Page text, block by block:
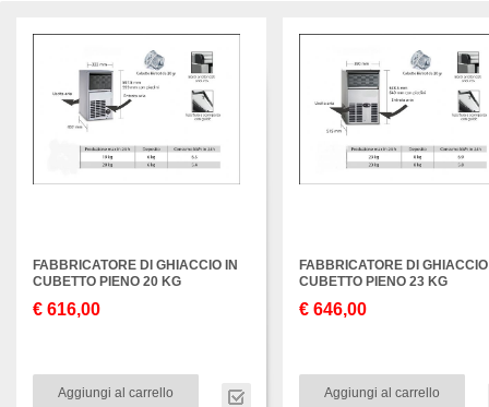
FABBRICATORE DI GHIACCIO IN
CUBETTO PIENO 20 KG
€ 616,00
Aggiungi al carrello
FABBRICATORE DI
CUBETTO PIENO 23 KG
€ 646,00
Aggiungi al carrello